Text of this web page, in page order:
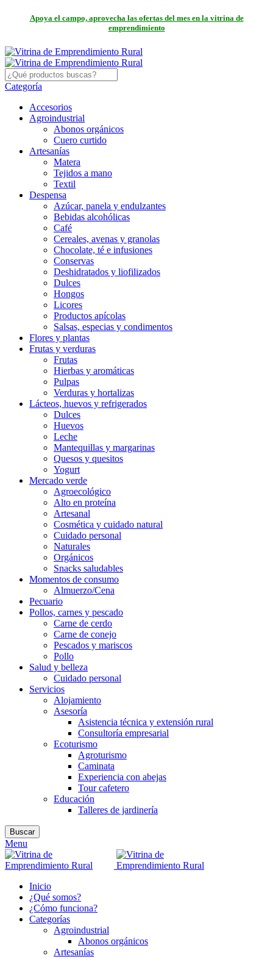
Apoya el campo, aprovecha las ofertas del mes en la vitrina de
emprendimiento
Categoría
Accesorios
Agroindustrial
Abonos orgánicos
Cuero curtido
Artesanías
Matera
Tejidos a mano
Textil
Despensa
Azúcar, panela y endulzantes
Bebidas alcohólicas
Café
Cereales, avenas y granolas
Chocolate, té e infusiones
Conservas
Deshidratados y liofilizados
Dulces
Hongos
Licores
Productos apícolas
Salsas, especias y condimentos
Flores y plantas
Frutas y verduras
Frutas
Hierbas y aromáticas
Pulpas
Verduras y hortalizas
Lácteos, huevos y refrigerados
Dulces
Huevos
Leche
Mantequillas y margarinas
Quesos y quesitos
Yogurt
Mercado verde
Agroecológico
Alto en proteína
Artesanal
Cosmética y cuidado natural
Cuidado personal
Naturales
Orgánicos
Snacks saludables
Momentos de consumo
Almuerzo/Cena
Pecuario
Pollos, carnes y pescado
Carne de cerdo
Carne de conejo
Pescados y mariscos
Pollo
Salud y belleza
Cuidado personal
Servicios
Alojamiento
Asesoría
Asistencia técnica y extensión rural
Consultoría empresarial
Ecoturismo
Agroturismo
Caminata
Experiencia con abejas
Tour cafetero
Educación
Talleres de jardinería
Buscar
Menu
Inicio
¿Qué somos?
¿Cómo funciona?
Categorías
Agroindustrial
Abonos orgánicos
Artesanías